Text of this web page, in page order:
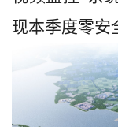
现本季度零安